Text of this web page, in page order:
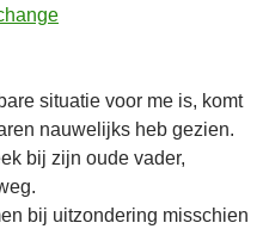
situatie voor me is, komt
nauwelijks heb gezien.
bij zijn oude vader,
bij uitzondering misschien